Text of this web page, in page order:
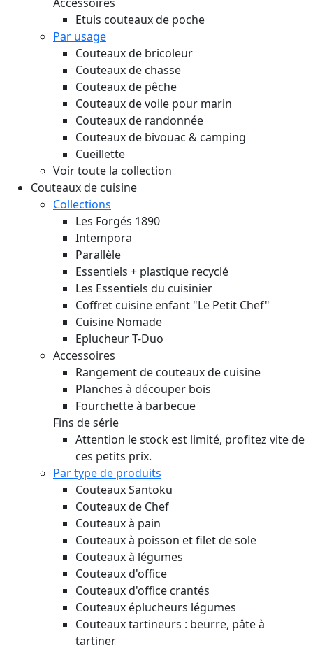
Etuis couteaux de poche
Par usage
Couteaux de bricoleur
Couteaux de chasse
Couteaux de pêche
Couteaux de voile pour marin
Couteaux de randonnée
Couteaux de bivouac & camping
Cueillette
Voir toute la collection
Couteaux de cuisine
Collections
Les Forgés 1890
Intempora
Parallèle
Essentiels + plastique recyclé
Les Essentiels du cuisinier
Coffret cuisine enfant "Le Petit Chef"
Cuisine Nomade
Eplucheur T-Duo
Accessoires
Rangement de couteaux de cuisine
Planches à découper bois
Fourchette à barbecue
Fins de série
Attention le stock est limité, profitez vite de
ces petits prix.
Par type de produits
Couteaux Santoku
Couteaux de Chef
Couteaux à pain
Couteaux à poisson et filet de sole
Couteaux à légumes
Couteaux d'office
Couteaux d'office crantés
Couteaux éplucheurs légumes
Couteaux tartineurs : beurre, pâte à
tartiner